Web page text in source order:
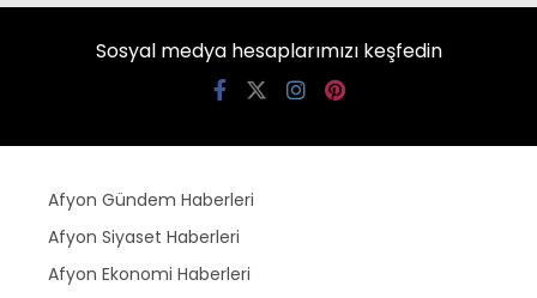
Sosyal medya hesaplarımızı keşfedin
Afyon Gündem Haberleri
Afyon Siyaset Haberleri
Afyon Ekonomi Haberleri